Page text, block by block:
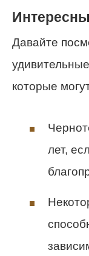
Давайте
которые
лет,